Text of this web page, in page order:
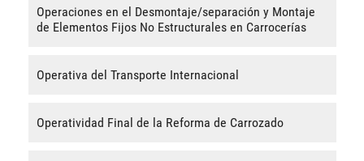
Operaciones en el Desmontaje/separación y Montaje
de Elementos Fijos No Estructurales en Carrocerías
Operativa del Transporte Internacional
Operatividad Final de la Reforma de Carrozado